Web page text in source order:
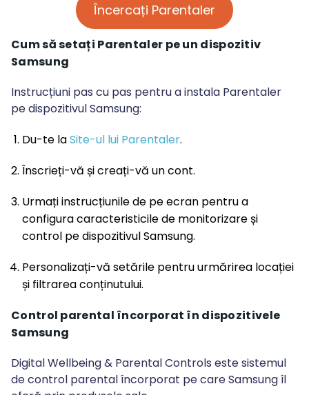
Încercați Parentaler
Cum să setați Parentaler pe un dispozitiv
Samsung
Instrucțiuni pas cu pas pentru a instala Parentaler
pe dispozitivul Samsung:
Du-te laSite-ul lui Parentaler.
Înscrieți-vă și creați-vă un cont.
Urmați instrucțiunile de pe ecran pentru a
configura caracteristicile de monitorizare și
control pe dispozitivul Samsung.
Personalizați-vă setările pentru urmărirea locației
și filtrarea conținutului.
Control parental încorporat în dispozitivele
Samsung
Digital Wellbeing & Parental Controls este sistemul
de control parental încorporat pe care Samsung îl